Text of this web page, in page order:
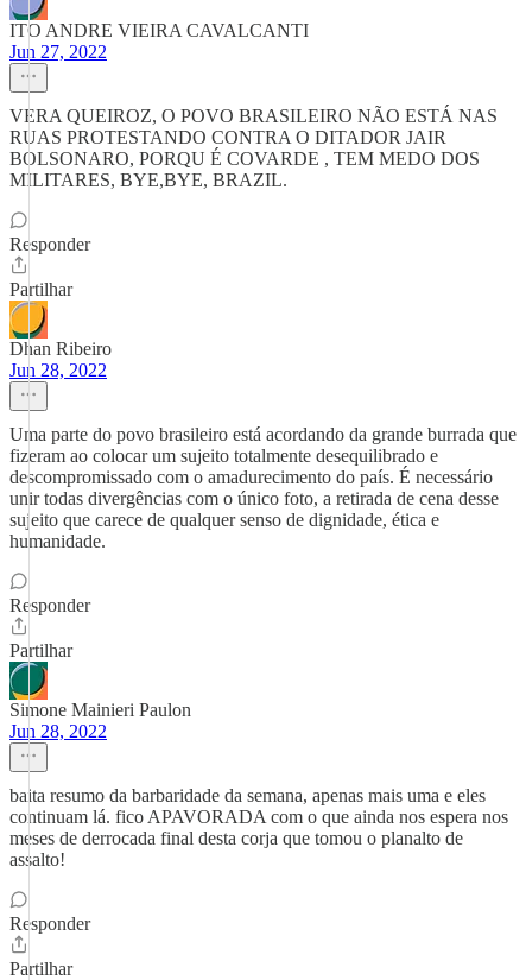
ITO ANDRE VIEIRA CAVALCANTI
Jun 27, 2022
VERA QUEIROZ, O POVO BRASILEIRO NÃO ESTÁ NAS
RUAS PROTESTANDO CONTRA O DITADOR JAIR
BOLSONARO, PORQU É COVARDE , TEM MEDO DOS
MILITARES, BYE,BYE, BRAZIL.
Responder
Partilhar
Dhan Ribeiro
Jun 28, 2022
Uma parte do povo brasileiro está acordando da grande burrada que
fizeram ao colocar um sujeito totalmente desequilibrado e
descompromissado com o amadurecimento do país. É necessário
unir todas divergências com o único foto, a retirada de cena desse
sujeito que carece de qualquer senso de dignidade, ética e
humanidade.
Responder
Partilhar
Simone Mainieri Paulon
Jun 28, 2022
baita resumo da barbaridade da semana, apenas mais uma e eles
continuam lá. fico APAVORADA com o que ainda nos espera nos
meses de derrocada final desta corja que tomou o planalto de
assalto!
Responder
Partilhar